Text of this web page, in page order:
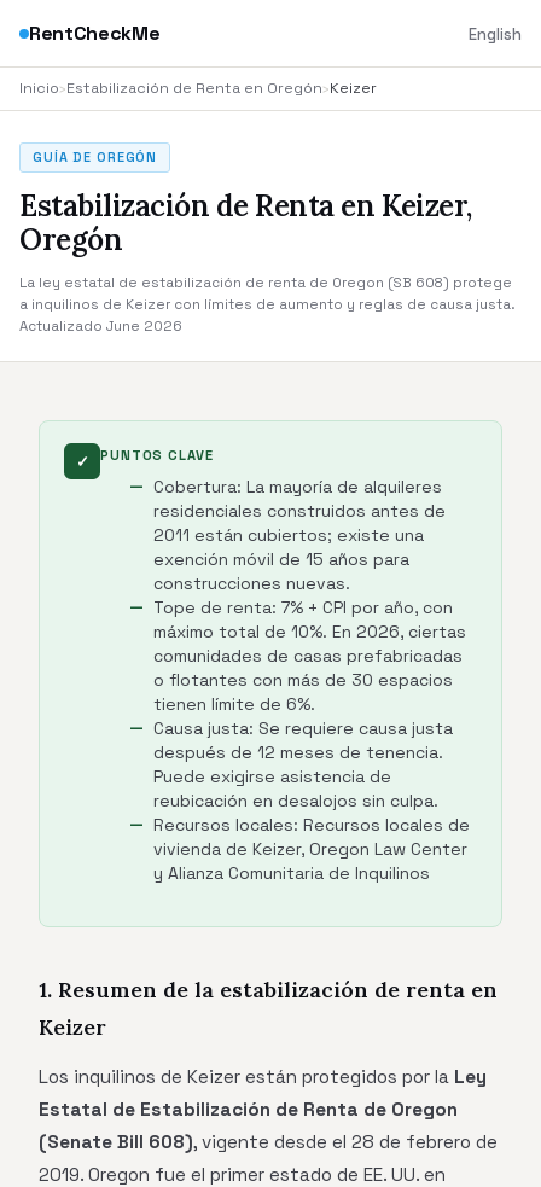
RentCheckMe English
Inicio›Estabilización de Renta en Oregón›Keizer
GUÍA DE OREGÓN
Estabilización de Renta en Keizer,
Oregón
La ley estatal de estabilización de renta de Oregon (SB 608) protege
a inquilinos de Keizer con límites de aumento y reglas de causa justa.
Actualizado June 2026
✓ PUNTOS CLAVE
Cobertura: La mayoría de alquileres
residenciales construidos antes de
2011 están cubiertos; existe una
exención móvil de 15 años para
construcciones nuevas.
Tope de renta: 7% + CPI por año, con
máximo total de 10%. En 2026, ciertas
comunidades de casas prefabricadas
o flotantes con más de 30 espacios
tienen límite de 6%.
Causa justa: Se requiere causa justa
después de 12 meses de tenencia.
Puede exigirse asistencia de
reubicación en desalojos sin culpa.
Recursos locales: Recursos locales de
vivienda de Keizer, Oregon Law Center
y Alianza Comunitaria de Inquilinos
1. Resumen de la estabilización de renta en
Keizer
Los inquilinos de Keizer están protegidos por la Ley
Estatal de Estabilización de Renta de Oregon
(Senate Bill 608), vigente desde el 28 de febrero de
2019. Oregon fue el primer estado de EE. UU. en